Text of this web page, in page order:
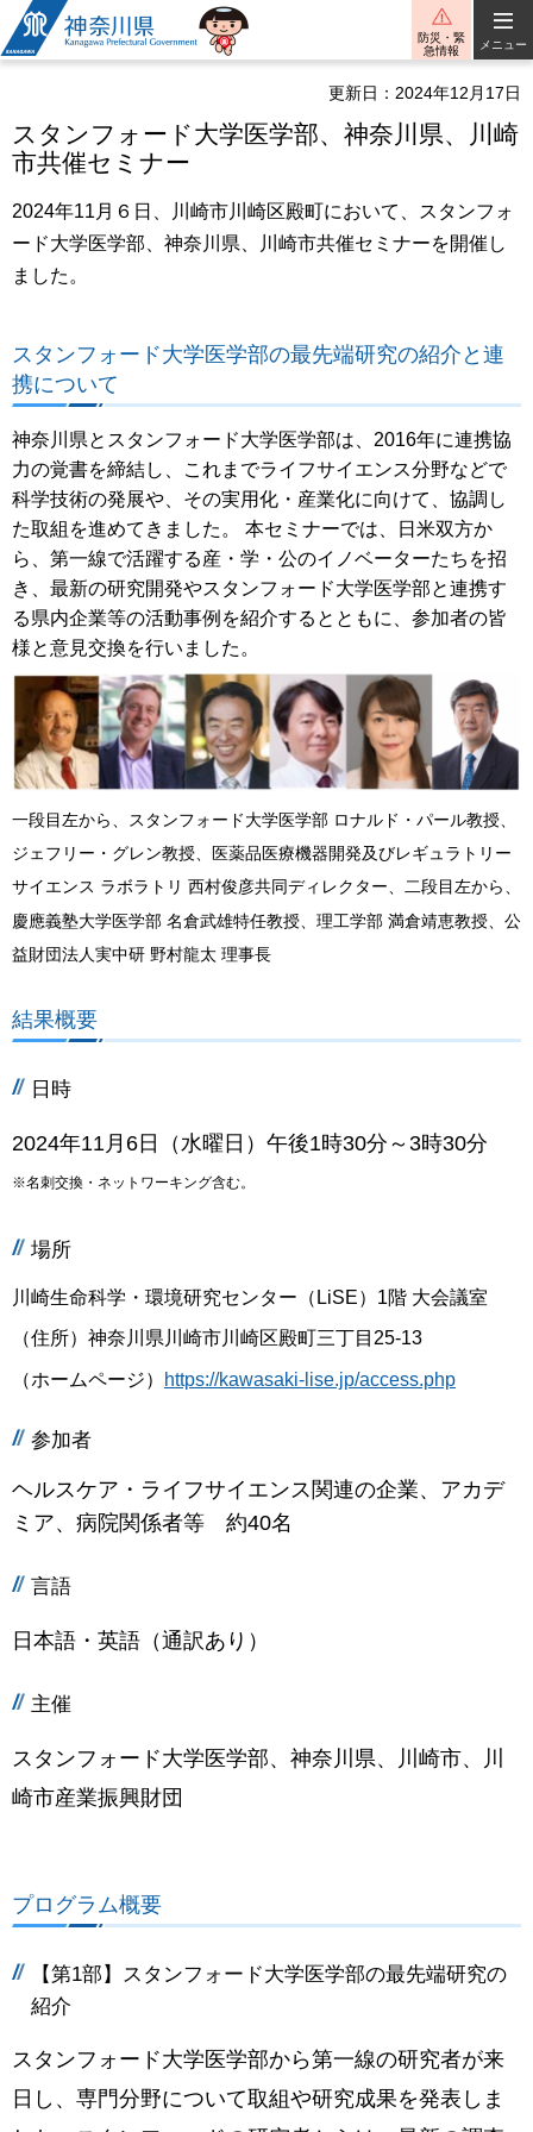
神奈川県
防災・緊
急情報
メニュー
更新日：2024年12月17日
スタンフォード大学医学部、神奈川県、川崎
市共催セミナー
2024年11月６日、川崎市川崎区殿町において、スタンフォ
ード大学医学部、神奈川県、川崎市共催セミナーを開催し
ました。
スタンフォード大学医学部の最先端研究の紹介と連
携について
神奈川県とスタンフォード大学医学部は、2016年に連携協
力の覚書を締結し、これまでライフサイエンス分野などで
科学技術の発展や、その実用化・産業化に向けて、協調し
た取組を進めてきました。 本セミナーでは、日米双方か
ら、第一線で活躍する産・学・公のイノベーターたちを招
き、最新の研究開発やスタンフォード大学医学部と連携す
る県内企業等の活動事例を紹介するとともに、参加者の皆
様と意見交換を行いました。
一段目左から、スタンフォード大学医学部 ロナルド・パール教授、
ジェフリー・グレン教授、医薬品医療機器開発及びレギュラトリー
サイエンス ラボラトリ 西村俊彦共同ディレクター、二段目左から、
慶應義塾大学医学部 名倉武雄特任教授、理工学部 満倉靖恵教授、公
益財団法人実中研 野村龍太 理事長
結果概要
日時
2024年11月6日（水曜日）午後1時30分～3時30分
※名刺交換・ネットワーキング含む。
場所
川崎生命科学・環境研究センター（LiSE）1階 大会議室
（住所）神奈川県川崎市川崎区殿町三丁目25-13
（ホームページ） https://kawasaki-lise.jp/access.php
参加者
ヘルスケア・ライフサイエンス関連の企業、アカデ
ミア、病院関係者等 約40名
言語
日本語・英語（通訳あり）
主催
スタンフォード大学医学部、神奈川県、
川崎市、川
崎市産業振興財団
プログラム概要
【第1部】スタンフォード大学医学部の最先端研究の
紹介
スタンフォード大学医学部から第一線の研究者が来
日し、専門分野について取組や研究成果を発表しま